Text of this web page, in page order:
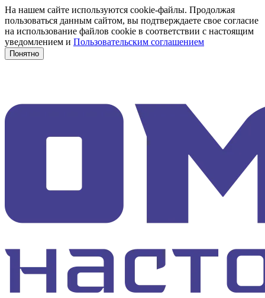
На нашем сайте используются cookie-файлы. Продолжая
пользоваться данным сайтом, вы подтверждаете свое согласие
на использование файлов cookie в соответствии с настоящим
уведомлением и Пользовательским соглашением
Понятно